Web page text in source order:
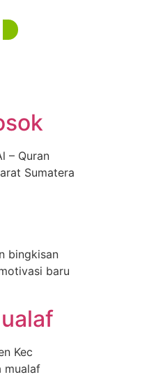
– Quran
Sumatera
bingkisan
baru
Kec
mualaf